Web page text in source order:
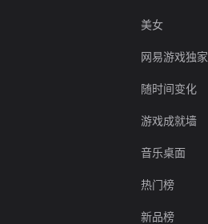
美女
网易游戏独家
随时间变化
游戏成就墙
音乐桌面
热门榜
新品榜